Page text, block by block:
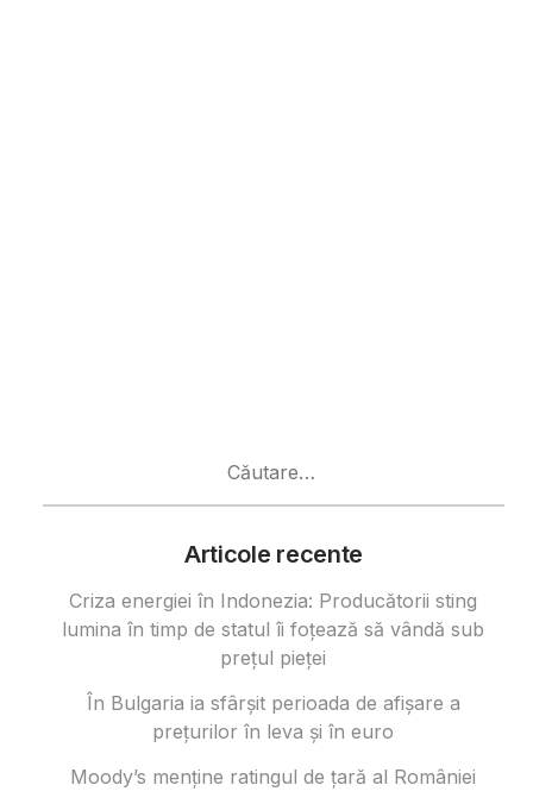
Articole recente
Criza energiei în Indonezia: Producătorii sting
lumina în timp de statul îi foțează să vândă sub
prețul pieței
În Bulgaria ia sfârşit perioada de afișare a
prețurilor în ​​leva și în euro
Moody’s menține ratingul de țară al României